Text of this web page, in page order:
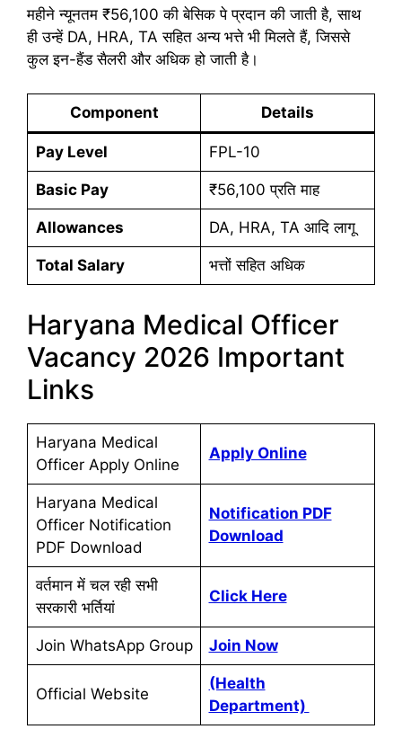
महीने न्यूनतम ₹56,100 की बेसिक पे प्रदान की जाती है, साथ
ही उन्हें DA, HRA, TA सहित अन्य भत्ते भी मिलते हैं, जिससे
कुल इन-हैंड सैलरी और अधिक हो जाती है।
Component Details
Pay Level FPL-10
Basic Pay ₹56,100 प्रति माह
Allowances DA, HRA, TA आदि लागू
Total Salary भत्तों सहित अधिक
Haryana Medical Officer
Vacancy 2026 Important
Links
Haryana Medical
Officer Apply Online
Apply Online
Haryana Medical
Officer Notification
PDF Download
Notification PDF
Download
वर्तमान में चल रही सभी
सरकारी भर्तियां
Click Here
Join WhatsApp Group Join Now
Official Website
(Health
Department)